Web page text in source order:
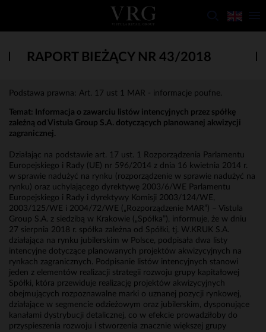
RAPORT BIEŻĄCY NR 43/2018
Podstawa prawna: Art. 17 ust 1 MAR - informacje poufne.
Temat: Informacja o zawarciu listów intencyjnych przez spółkę
zależną od Vistula Group S.A. dotyczących planowanej akwizycji
zagranicznej.
Działając na podstawie art. 17 ust. 1 Rozporządzenia Parlamentu
Europejskiego i Rady (UE) nr 596/2014 z dnia 16 kwietnia 2014 r.
w sprawie nadużyć na rynku (rozporządzenie w sprawie nadużyć na
rynku) oraz uchylającego dyrektywę 2003/6/WE Parlamentu
Europejskiego i Rady i dyrektywy Komisji 2003/124/WE,
2003/125/WE i 2004/72/WE („Rozporządzenie MAR”) – Vistula
Group S.A. z siedzibą w Krakowie („Spółka”), informuje, że w dniu
27 sierpnia 2018 r. spółka zależna od Spółki, tj. W.KRUK S.A.
działająca na rynku jubilerskim w Polsce, podpisała dwa listy
intencyjne dotyczące planowanych projektów akwizycyjnych na
rynkach zagranicznych. Podpisanie listów intencyjnych stanowi
jeden z elementów realizacji strategii rozwoju grupy kapitałowej
Spółki, która przewiduje realizację projektów akwizycyjnych
obejmujących rozpoznawalne marki o uznanej pozycji rynkowej,
działające w segmencie odzieżowym oraz jubilerskim, dysponujące
kanałami dystrybucji detalicznej, co w efekcie prowadziłoby do
przyspieszenia rozwoju i stworzenia znacznie większej grupy